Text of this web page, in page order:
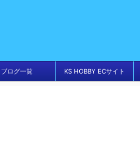
ブログ一覧 KS HOBBY ECサイト